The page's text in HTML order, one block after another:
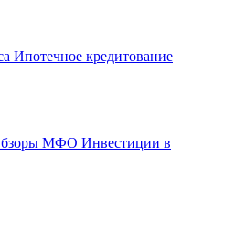
Ипотечное кредитование
МФО Инвестиции в